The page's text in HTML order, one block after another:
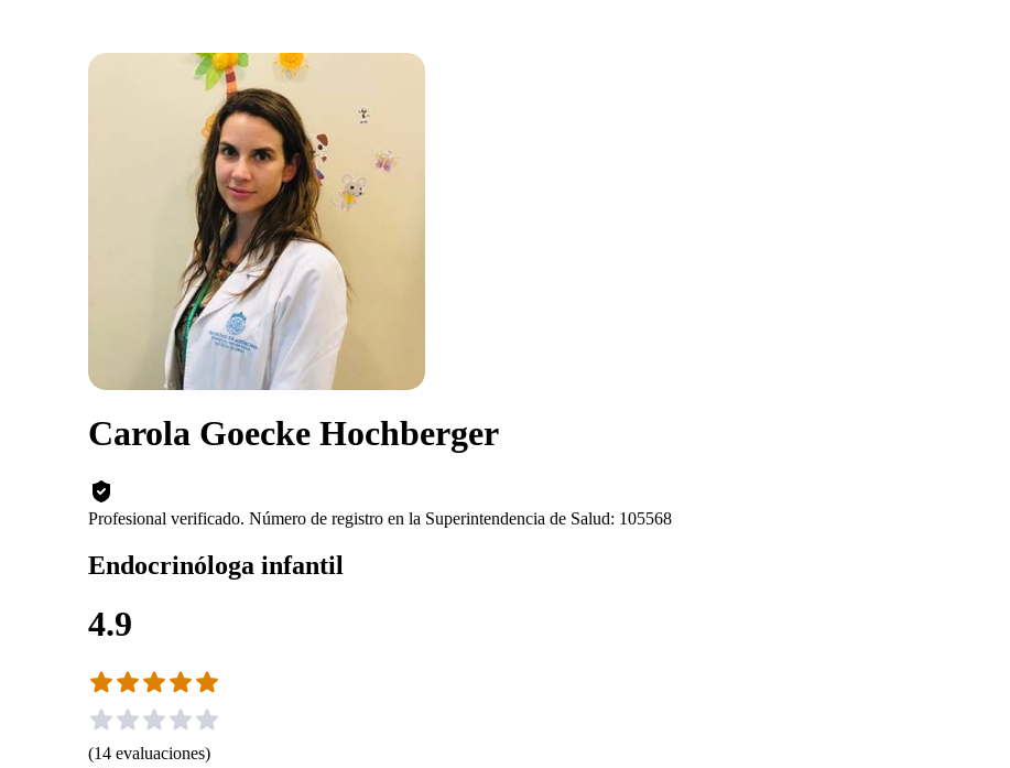
Carola Goecke Hochberger
Profesional verificado. Número de registro en la Superintendencia de Salud: 105568
Endocrinóloga infantil
4.9
(14 evaluaciones)